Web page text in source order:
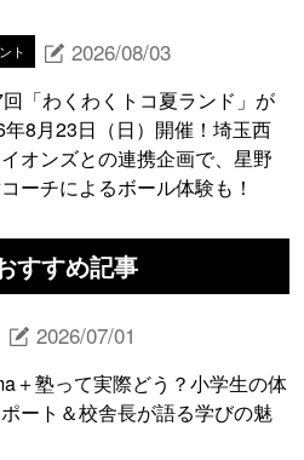
ト 2026/08/03
「わくわくトコ夏ランド」が
年8月23日（日）開催！埼玉西
オンズとの連携企画で、星野
ーチによるボール体験も！
すすめ記事
2026/07/01
＋塾って実際どう？小学生の体
ート＆校舎長が語る学びの魅